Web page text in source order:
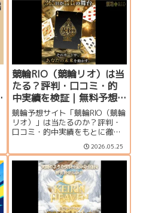
競輪RIO（競輪リオ）は当
たる？評判・口コミ・的
中実績を検証｜無料予想
や特典も解説
競輪予想サイト「競輪RIO（競輪
リオ）」は当たるのか？評判・
口コミ・的中実績をもとに徹底
典、料金プラン、使いやすさ、
安全性まで初心者向けにわかり
やすく解説します。
2026.05.25